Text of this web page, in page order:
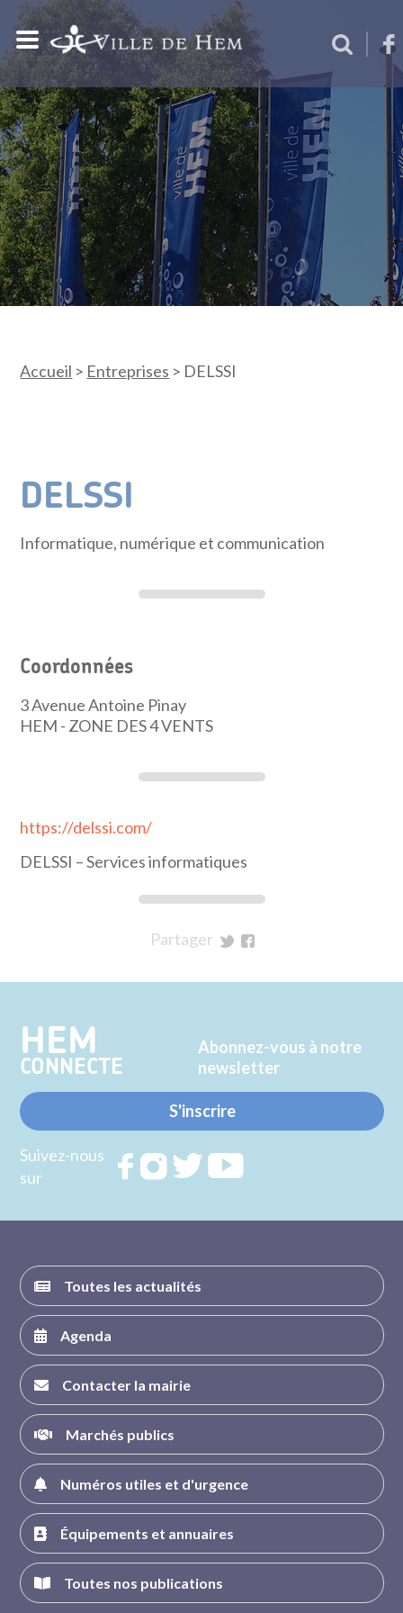
Accueil > Entreprises > DELSSI
DELSSI
Informatique, numérique et communication
Coordonnées
3 Avenue Antoine Pinay
HEM - ZONE DES 4 VENTS
https://delssi.com/
DELSSI – Services informatiques
Partager
Twitter
Facebook
HEM
CONNECTE
Abonnez-vous à notre
newsletter
S'inscrire
Suivez-nous
sur
RejoignezRejoignezRejoignez
Toutes les actualités
Agenda
Contacter la mairie
Marchés publics
Numéros utiles et d'urgence
Équipements et annuaires
Toutes nos publications